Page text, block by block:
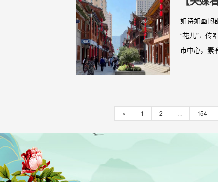
如诗如画的
“花儿”，传
市中心，素
« 1 2 154